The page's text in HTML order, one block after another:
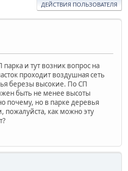
ДЕЙСТВИЯ ПОЛЬЗОВАТЕЛЯ
и тут возник вопрос на
проходит воздушная сеть
березы высокие. По СП
быть не менее высоты
почему, но в парке деревья
пожалуйста, как можно эту